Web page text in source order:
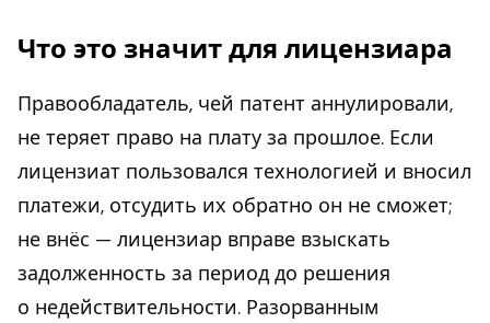
Что это значит для лицензиара
Правообладатель, чей патент аннулировали,
не теряет право на плату за прошлое. Если
лицензиат пользовался технологией и вносил
платежи, отсудить их обратно он не сможет;
не внёс — лицензиар вправе взыскать
задолженность за период до решения
о недействительности. Разорванным